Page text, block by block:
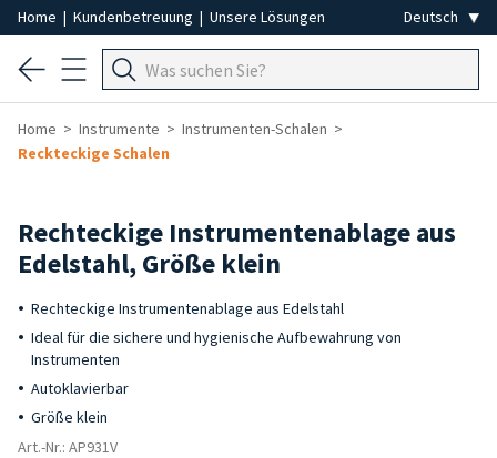
Home | Kundenbetreuung | Unsere Lösungen
Home Instrumente
Instrumenten-Schalen
Reckteckige Schalen
Rechteckige Instrumentenablage aus
Edelstahl, Größe klein
Rechteckige Instrumentenablage aus Edelstahl
Ideal für die sichere und hygienische Aufbewahrung von
Instrumenten
Autoklavierbar
Größe klein
Art.-Nr.: AP931V